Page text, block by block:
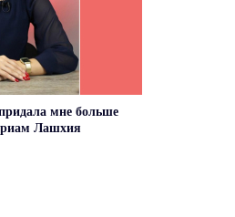
мне больше
Лашхия